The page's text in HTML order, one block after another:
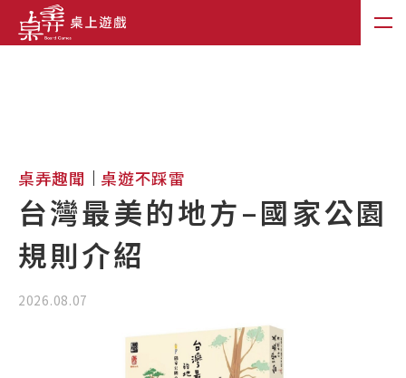
桌弄趣聞 桌遊不踩雷
台灣最美的地方–國家公園
規則介紹
2026.08.07